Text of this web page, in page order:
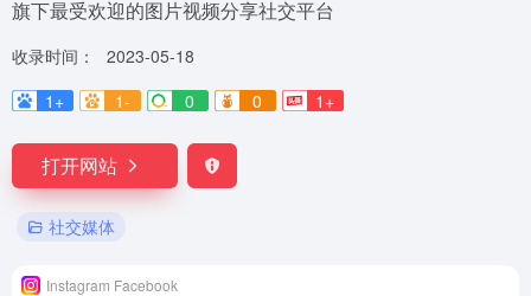
旗下最受欢迎的图片视频分享社交平台
收录时间：
2023-05-18
1+
1- 0 0 1+
打开网站
社交媒体
Instagram Facebook